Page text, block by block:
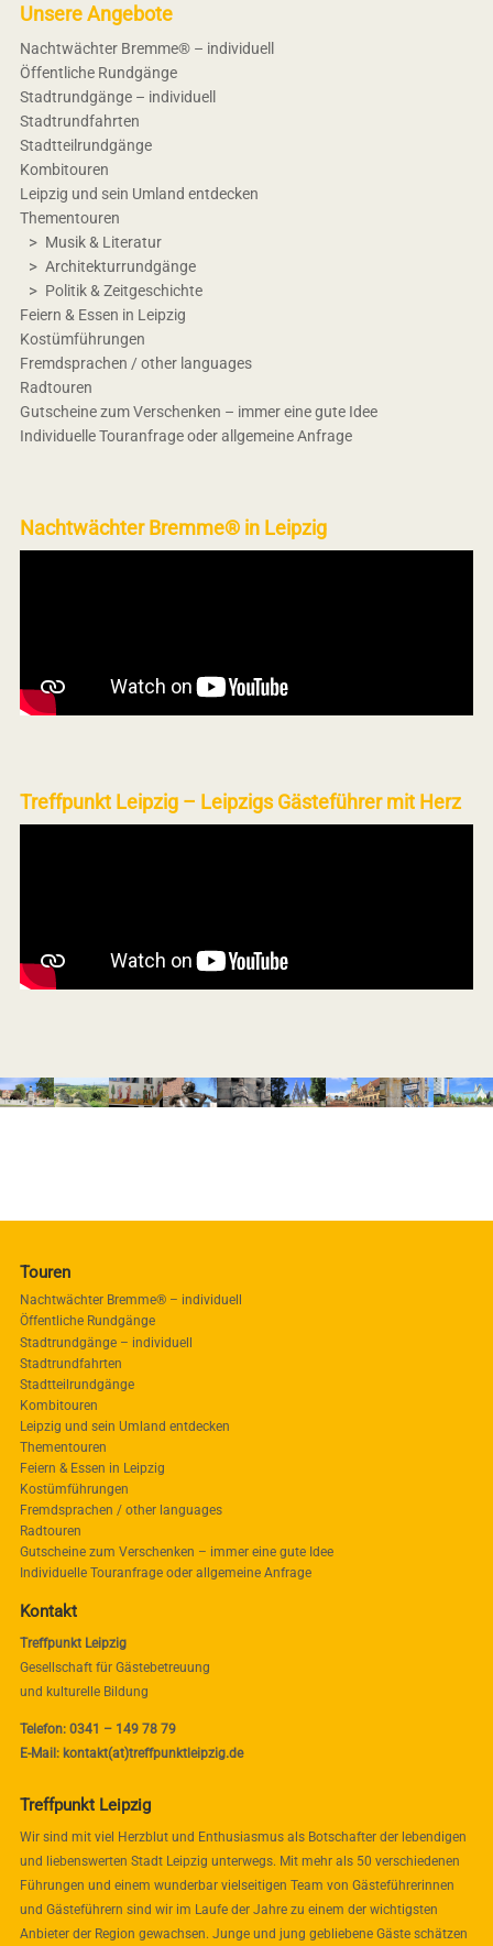
Unsere Angebote
Nachtwächter Bremme® – individuell
Öffentliche Rundgänge
Stadtrundgänge – individuell
Stadtrundfahrten
Stadtteilrundgänge
Kombitouren
Leipzig und sein Umland entdecken
Thementouren
Musik & Literatur
Architekturrundgänge
Politik & Zeitgeschichte
Feiern & Essen in Leipzig
Kostümführungen
Fremdsprachen / other languages
Radtouren
Gutscheine zum Verschenken – immer eine gute Idee
Individuelle Touranfrage oder allgemeine Anfrage
Nachtwächter Bremme® in Leipzig
Treffpunkt Leipzig – Leipzigs Gästeführer mit Herz
Touren
Nachtwächter Bremme® – individuell
Öffentliche Rundgänge
Stadtrundgänge – individuell
Stadtrundfahrten
Stadtteilrundgänge
Kombitouren
Leipzig und sein Umland entdecken
Thementouren
Feiern & Essen in Leipzig
Kostümführungen
Fremdsprachen / other languages
Radtouren
Gutscheine zum Verschenken – immer eine gute Idee
Individuelle Touranfrage oder allgemeine Anfrage
Kontakt
Treffpunkt Leipzig
Gesellschaft für Gästebetreuung
und kulturelle Bildung
Telefon: 0341 – 149 78 79
E-Mail: kontakt(at)treffpunktleipzig.de
Treffpunkt Leipzig
Wir sind mit viel Herzblut und Enthusiasmus als Botschafter der lebendigen
und liebenswerten Stadt Leipzig unterwegs. Mit mehr als 50 verschiedenen
Führungen und einem wunderbar vielseitigen Team von Gästeführerinnen
und Gästeführern sind wir im Laufe der Jahre zu einem der wichtigsten
Anbieter der Region gewachsen. Junge und jung gebliebene Gäste schätzen